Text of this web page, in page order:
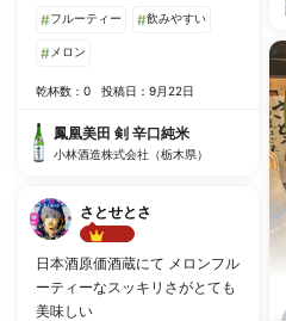
#フルーティー #飲みやすい
# メロン
乾杯数：0 投稿日：9月22日
鳳凰美田 剣 辛口純米
小林酒造株式会社（栃木県）
さとせとさ
Best!!
日本酒原価酒蔵にて メロンフル
ーティーなスッキリさがとても
美味しい